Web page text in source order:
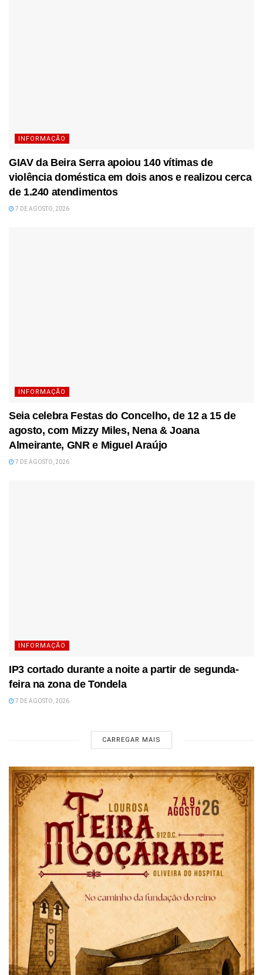
INFORMAÇÃO
GIAV da Beira Serra apoiou 140 vítimas de
violência doméstica em dois anos e realizou cerca
de 1.240 atendimentos
7 DE AGOSTO, 2026
INFORMAÇÃO
Seia celebra Festas do Concelho, de 12 a 15 de
agosto, com Mizzy Miles, Nena & Joana
Almeirante, GNR e Miguel Araújo
7 DE AGOSTO, 2026
INFORMAÇÃO
IP3 cortado durante a noite a partir de segunda-
feira na zona de Tondela
7 DE AGOSTO, 2026
CARREGAR MAIS